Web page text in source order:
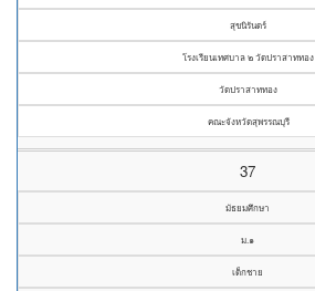
สุขนิรันดร์
โรงเรียนเทศบาล ๒ วัดปราสาททอง
วัดปราสาททอง
คณะจังหวัดสุพรรณบุรี
37
มัธยมศึกษา
ม.๑
เด็กชาย